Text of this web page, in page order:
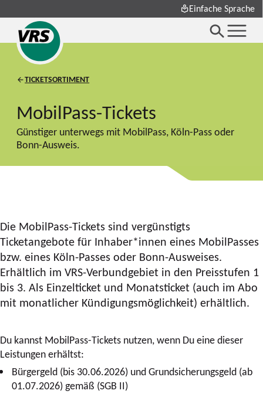
Einfache Sprache
TICKETSORTIMENT
MobilPass-Tickets
Günstiger unterwegs mit MobilPass, Köln-Pass oder
Bonn-Ausweis.
Die MobilPass-Tickets sind vergünstigts
Ticketangebote für Inhaber*innen eines MobilPasses
bzw. eines Köln-Passes oder Bonn-Ausweises.
Erhältlich im VRS-Verbundgebiet in den Preisstufen 1
bis 3. Als Einzelticket und Monatsticket (auch im Abo
mit monatlicher Kündigungsmöglichkeit) erhältlich.
Du kannst MobilPass-Tickets nutzen, wenn Du eine dieser
Leistungen erhältst:
Bürgergeld (bis 30.06.2026) und Grundsicherungsgeld (ab
01.07.2026) gemäß (SGB II)